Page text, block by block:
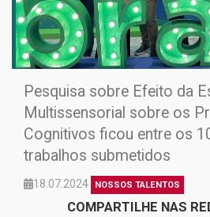
Pesquisa sobre Efeito da
Multissensorial sobre os
Cognitivos ficou entre os
trabalhos submetidos
18.07.2024 NOSSOS TALENTOS
COMPARTILHE NAS